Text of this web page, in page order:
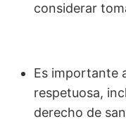
considerar
Es importante
respetuosa,
derecho de